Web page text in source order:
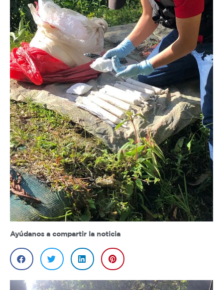
Ayúdanos a compartir la noticia